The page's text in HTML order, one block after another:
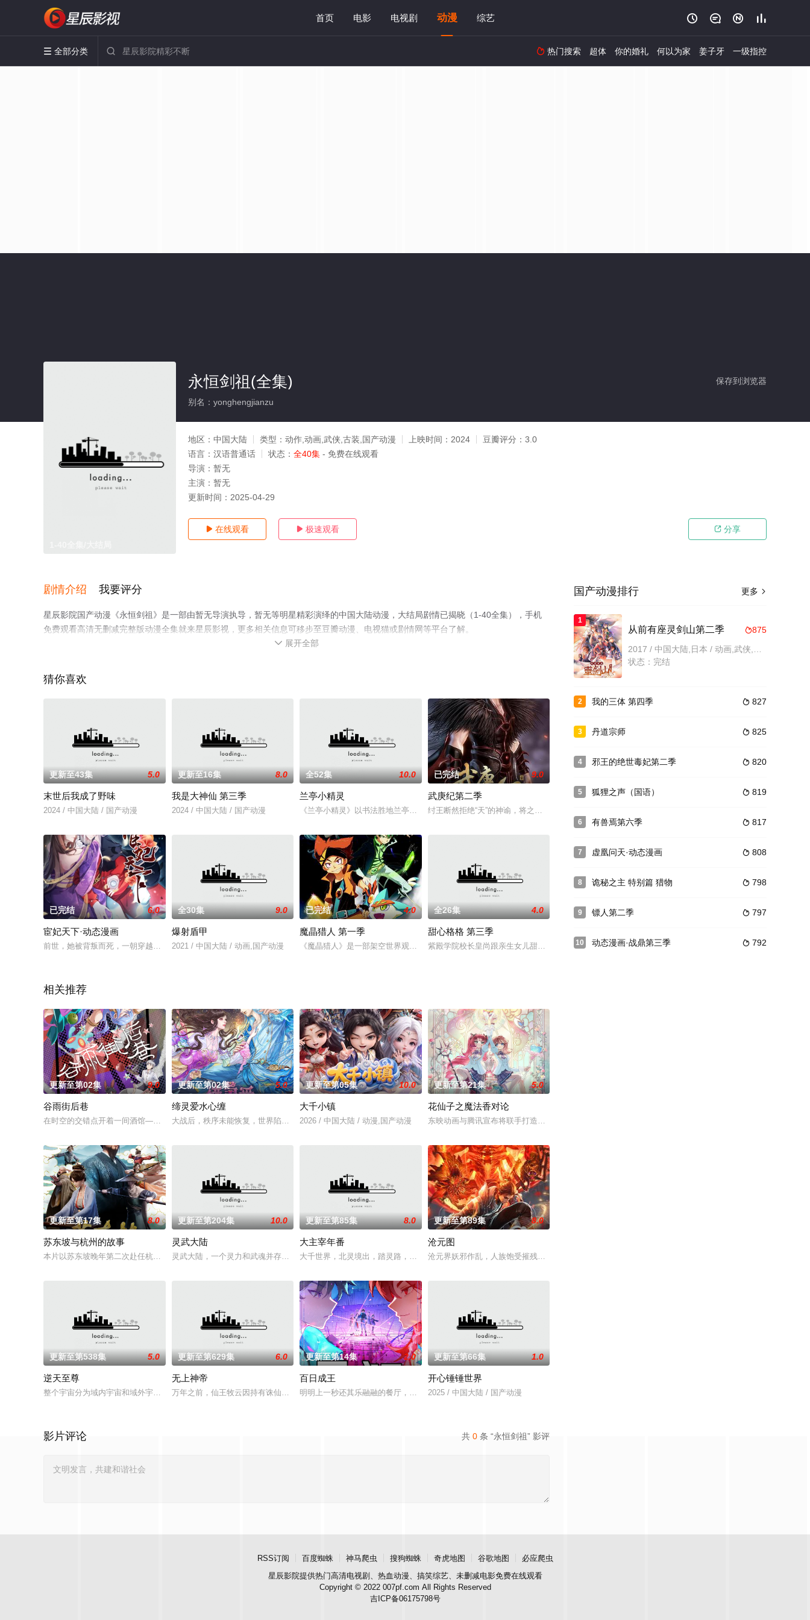
首页 电影 电视剧 动漫 综艺    
 全部分类   热门搜索 超体 你的婚礼 何以为家 姜子牙 一级指控
保存到浏览器
永恒剑祖(全集)
别名：yonghengjianzu
地区： 中国大陆 类型： 动作,动画,武侠,古装,国产动漫 上映时间： 2024 豆瓣评分： 3.0
语言： 汉语普通话 状态： 全40集 - 免费在线观看
导演： 暂无
主演： 暂无
更新时间： 2025-04-29
 在线观看  极速观看  分享
剧情介绍 我要评分
星辰影院国产动漫《永恒剑祖》是一部由暂无导演执导，暂无等明星精彩演绎的中国大陆动漫，大结局剧情已揭晓（1-40全集），手机
免费观看高清无删减完整版动漫全集就来星辰影视，更多相关信息可移步至豆瓣动漫、电视猫或剧情网等平台了解。
 展开全部
猜你喜欢
更新至43集 5.0
末世后我成了野味
2024 / 中国大陆 / 国产动漫
更新至16集 8.0
我是大神仙 第三季
2024 / 中国大陆 / 国产动漫
全52集 10.0
兰亭小精灵
《兰亭小精灵》以书法胜地兰亭为文化背景，塑造了横、竖、撇、捺、点、折、钩七个可爱的小精灵，他们生活在兰渚山
已完结 9.0
武庚纪第二季
纣王断然拒绝“天”的神谕，将之投入火炬里烧毁，公然发布反抗神族之宣言。神族之主——“天”为此勃然大怒，
已完结 6.0
宦妃天下·动态漫画
前世，她被背叛而死，一朝穿越，孤魂落在了命运相似的少女西凉茉身上，她誓要让伤害她的人付出代价。步步为营，算
全30集 9.0
爆射盾甲
2021 / 中国大陆 / 动画,国产动漫
已完结 4.0
魔晶猎人 第一季
《魔晶猎人》是一部架空世界观的少年热血动作冒险题材动画系列片，是专门针对青少年成长阶段话题而创作的动画作品
全26集 4.0
甜心格格 第三季
紫殿学院校长皇尚跟亲生女儿甜丝丝失散多年，日夕思念，终在机缘巧合下重遇丝丝，皇尚大为安慰。久别重
相关推荐
更新至第02集 9.0
谷雨街后巷
在时空的交错点开着一间酒馆——谷雨街后巷。 无论城市的角落，还是繁星坠落的荒漠， 穿过现实的迷宫，欢迎光临
更新至第02集 5.0
缔灵爱水心缠
大战后，秩序未能恢复，世界陷入混乱。混沌从深渊崛起，黑暗如潮水般吞噬大地……缔默完成了命运的蜕变——她不再
更新至第05集 10.0
大千小镇
2026 / 中国大陆 / 动漫,国产动漫
更新至第21集 5.0
花仙子之魔法香对论
东映动画与腾讯宣布将联手打造『花仙子』全新动画 新作将继承经典、结合潮流、呈现崭新的花仙子世界
更新至第17集 8.0
苏东坡与杭州的故事
本片以苏东坡晚年第二次赴任杭州，与老友佛印（一心想将苏东坡渡入佛门）、辽国女粉丝耶律云（原型为高丽使者之子
更新至第204集 10.0
灵武大陆
灵武大陆，一个灵力和武魂并存的世界，灵修一念动山河，武者徒手撕天地。星辰镇昔日天才辰天，十岁后武魂沉寂、灵
更新至第85集 8.0
大主宰年番
大千世界，北灵境出，踏灵路，伐罗天，剑斩诛邪永定乾坤，万道争锋吾为主率!
更新至第89集 8.0
沧元图
沧元界妖邪作乱，人族饱受摧残，主角孟川自小立下为母复仇的誓言，以镜湖道院为起点，凭借坚毅无畏的心
更新至第538集 5.0
逆天至尊
整个宇宙分为域内宇宙和域外宇宙，两个宇宙彼此为敌，域外宇宙由天魔统治，域内宇宙分为神界，仙界，凡间。在宇宙
更新至第629集 6.0
无上神帝
万年之前，仙王牧云因持有诛仙图而遭人暗算，残魂沉睡万年之后，在天运大陆南云帝国有名的废物牧云身上觉醒。牧云
更新至第14集 2.0
百日成王
明明上一秒还其乐融融的餐厅，下一秒竟然血流成河……明明是爱民如子的君王下一秒竟然变成嗜血凶兽……“明”失去
更新至第66集 1.0
开心锤锤世界
2025 / 中国大陆 / 国产动漫
共 0 条 “永恒剑祖” 影评
影片评论
更多 
国产动漫排行
1
875
从前有座灵剑山第二季
状态：完结
2  827
我的三体 第四季
3  825
丹道宗师
4  820
邪王的绝世毒妃第二季
5  819
狐狸之声（国语）
6  817
有兽焉第六季
7  808
虚凰问天·动态漫画
8  798
诡秘之主 特别篇 猎物
9  797
镖人第二季
10  792
动态漫画·战鼎第三季
RSS订阅 百度蜘蛛 神马爬虫 搜狗蜘蛛 奇虎地图 谷歌地图
必应爬虫
星辰影院提供热门高清电视剧、热血动漫、搞笑综艺、未删减电影免费在线观看
Copyright © 2022 007pf.com All Rights Reserved
吉ICP备06175798号